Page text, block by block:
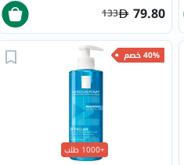
79.80
133
40% خصم
+1000 طلب